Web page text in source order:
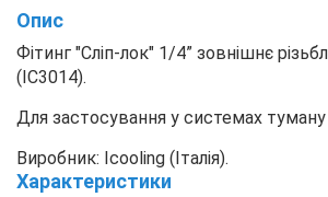
Опис
Фітинг "Сліп-лок" 1/4” зовнішнє
(IC3014).
Для застосування у системах
Виробник: Icooling (Італія).
Характеристики